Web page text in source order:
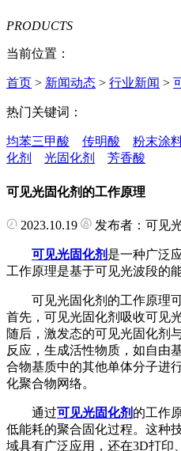
PRODUCTS
当前位置：
首页 > 新闻动态 > 行业新闻 >
热门关键词：
均苯三甲酸 传明酸 粉末涂
化剂
光固化剂 芳香酸
可见光固化剂的工作原理
2023.10.19 发布者：可见
可见光固化剂 是一种广泛
工作原理是基于可见光波段的
可见光固化剂的工作原理可
首先，可见光固化剂吸收可见
随后，激发态的可见光固化剂
反应，生成活性物质，如自由
合物基质中的其他单体分子进
化聚合物网络。
通过可见光固化剂 的工作
低能耗的聚合固化过程。这种
域具有广泛应用，还在3D打印